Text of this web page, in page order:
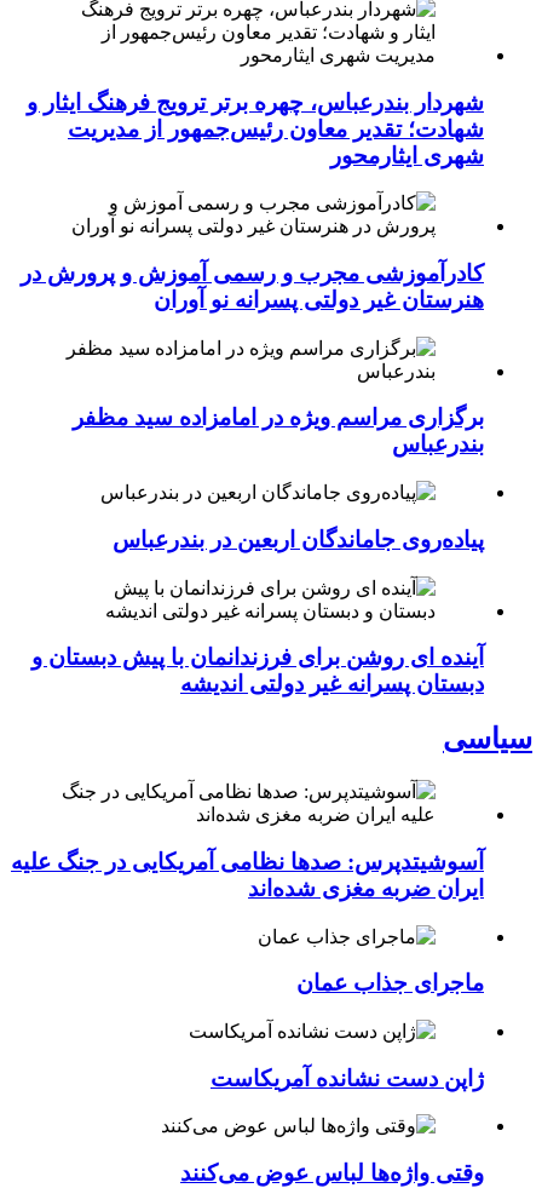
شهردار بندرعباس، چهره برتر ترویج فرهنگ ایثار و
شهادت؛ تقدیر معاون رئیس‌جمهور از مدیریت
شهری ایثارمحور
کادرآموزشی مجرب و رسمی آموزش و پرورش در
هنرستان غیر دولتی پسرانه نو آوران
برگزاری مراسم ویژه در امامزاده سید مظفر
بندرعباس
پیاده‌روی جاماندگان اربعین در بندرعباس
آینده ای روشن برای فرزندانمان با پیش دبستان و
دبستان پسرانه غیر دولتی اندیشه
سیاسی
آسوشیتدپرس: صدها نظامی آمریکایی در جنگ علیه
ایران ضربه مغزی شده‌اند
ماجرای جذاب عمان
ژاپن دست نشانده آمریکاست
وقتی واژه‌ها لباس عوض می‌کنند